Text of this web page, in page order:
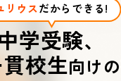
リウスだからできる!
学受験、
校生向けの